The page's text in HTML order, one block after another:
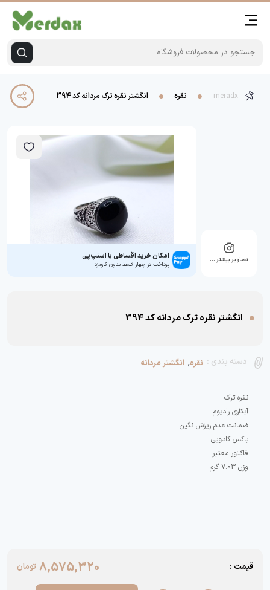
meradx نقره انگشتر نقره ترک مردانه کد 394
تصاویر بیشتر … امکان خرید اقساطی با اسنپ‌پی
پرداخت در چهار قسط بدون کارمزد
انگشتر نقره ترک مردانه کد 394
دسته بندی : نقره, انگشتر مردانه
قیمت : 8,575,320 تومان